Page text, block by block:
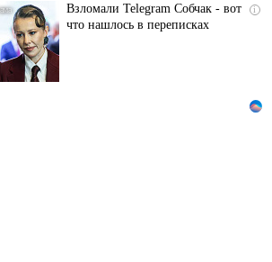
i
Взломали Telegram Собчак - вот
что нашлось в переписках